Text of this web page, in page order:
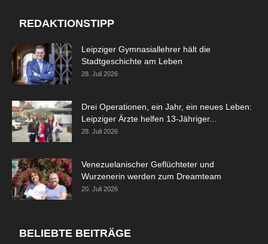
REDAKTIONSTIPP
Leipziger Gymnasiallehrer hält die
Stadtgeschichte am Leben
28. Juli 2026
Drei Operationen, ein Jahr, ein neues Leben:
Leipziger Ärzte helfen 13-Jähriger...
28. Juli 2026
Venezuelanischer Geflüchteter und
Wurzenerin werden zum Dreamteam
20. Juli 2026
BELIEBTE BEITRÄGE